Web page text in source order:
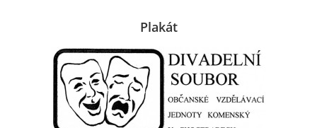
CO NOVÉHO ZKOUŠÍME
KDY, KDE A CO HRAJEME
Plakát